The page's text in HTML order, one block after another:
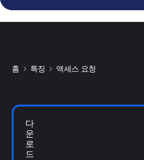
문서
홈 특징 액세스 요청
다
운
로
드